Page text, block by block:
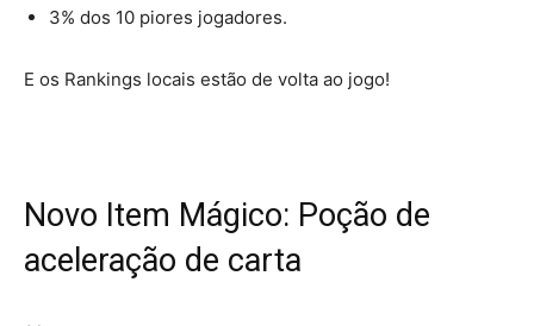
3% dos 10 piores jogadores.
E os Rankings locais estão de volta ao jogo!
Novo Item Mágico: Poção de
aceleração de carta